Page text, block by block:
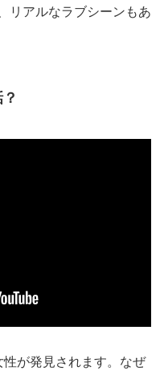
リアルなラブシーンもあ
が発見されます。なぜ